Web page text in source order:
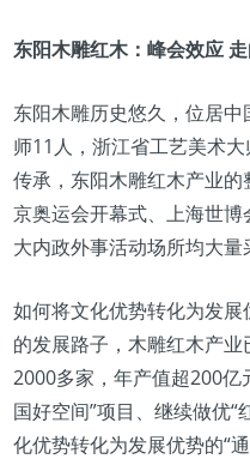
东阳木雕红木：峰会效应
东阳木雕历史悠久，位居
师11人，浙江省工艺美术
传承，东阳木雕红木产业
京奥运会开幕式、上海世
大内政外事活动场所均大量
如何将文化优势转化为发
的发展路子，木雕红木产
2000多家，年产值超200亿
国好空间”项目、继续做优
化优势转化为发展优势的“